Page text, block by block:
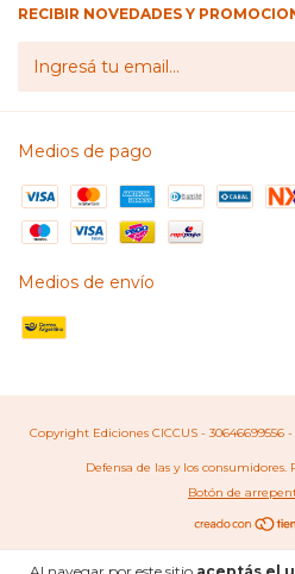
RECIBIR NOVEDADES Y
Medios de pago
Medios de envío
Copyright Ediciones CICCUS - 30646699556 -
Defensa de las y los consumidores.
Botón de